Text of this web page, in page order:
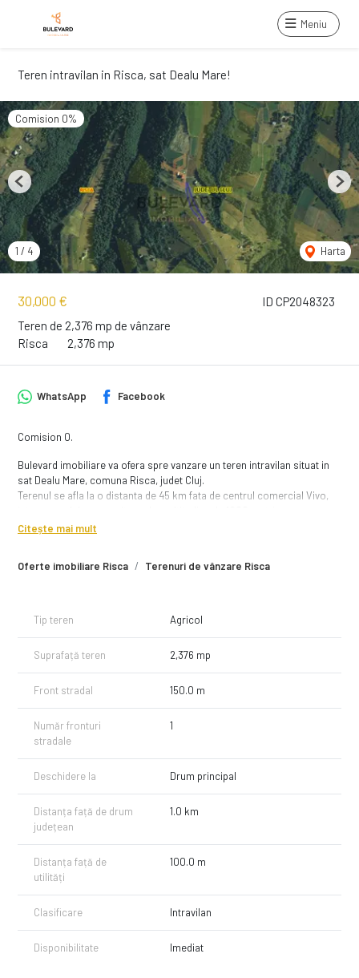
Meniu
Teren intravilan in Risca, sat Dealu Mare!
ID CP2048323
30,000 €
Teren de 2,376 mp de vânzare
Risca
2,376 mp
Comision 0%
1 / 4 Harta
Previous Next
Oferte imobiliare Risca Terenuri de vânzare Risca
WhatsApp Facebook
Comision 0.
Bulevard imobiliare va ofera spre vanzare un teren intravilan situat in
sat Dealu Mare, comuna Risca, judet Cluj.
Terenul se afla la o distanta de 45 km fata de centrul comercial Vivo,
Terenul are suprafata totala de 2376 mp, avand un front de peste 150
construiasca o cabana/casa de vacanta intr-o zona frumoasa avand
accest rapid spre zona muntoasa. Dar si persoanelor/famililor care
care vor sa isi investeasca economiile intr-un teren care se va aprecia
in viitor.
Citește mai mult
Tip teren Agricol
Suprafață teren 2,376 mp
Front stradal 150.0 m
Număr fronturi
stradale
1
Deschidere la Drum principal
Distanța față de drum
județean
1.0 km
Distanța față de
utilități
100.0 m
Clasificare Intravilan
Disponibilitate Imediat